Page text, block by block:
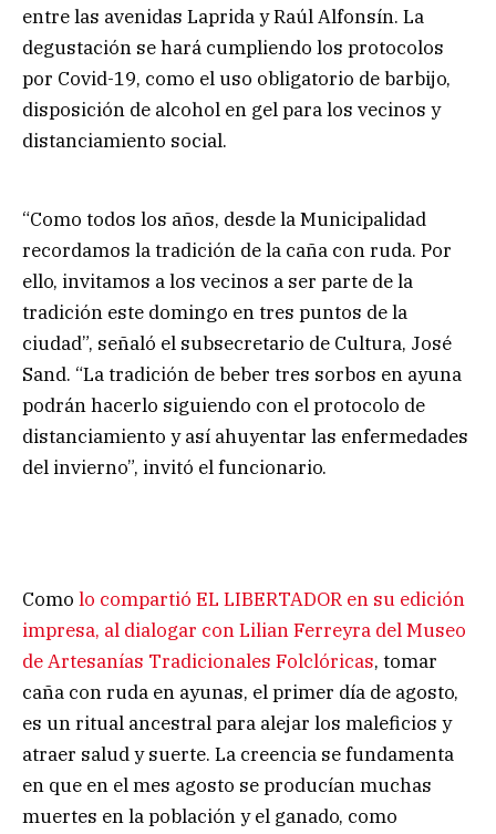
entre las avenidas Laprida y Raúl Alfonsín. La
degustación se hará cumpliendo los protocolos
por Covid-19, como el uso obligatorio de barbijo,
disposición de alcohol en gel para los vecinos y
distanciamiento social.
“Como todos los años, desde la Municipalidad
recordamos la tradición de la caña con ruda. Por
ello, invitamos a los vecinos a ser parte de la
tradición este domingo en tres puntos de la
ciudad”, señaló el subsecretario de Cultura, José
Sand. “La tradición de beber tres sorbos en ayuna
podrán hacerlo siguiendo con el protocolo de
distanciamiento y así ahuyentar las enfermedades
del invierno”, invitó el funcionario.
Como lo compartió EL LIBERTADOR en su edición
impresa, al dialogar con Lilian Ferreyra del Museo
de Artesanías Tradicionales Folclóricas, tomar
caña con ruda en ayunas, el primer día de agosto,
es un ritual ancestral para alejar los maleficios y
atraer salud y suerte. La creencia se fundamenta
en que en el mes agosto se producían muchas
muertes en la población y el ganado, como